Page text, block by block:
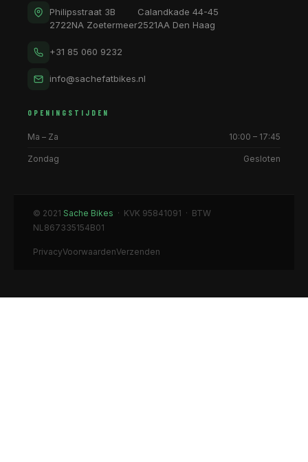
Philipsstraat 3B
2722NA Zoetermeer
Calandkade 44-45
2521AA Den Haag
+31 85 060 9232
info@sachefatbikes.nl
OPENINGSTIJDEN
Ma – Za 10:00 – 17:45
Zondag Gesloten
© 2021 Sache Bikes · KVK 95841091 · BTW
NL867335154B01
PrivacyVoorwaardenVerzenden